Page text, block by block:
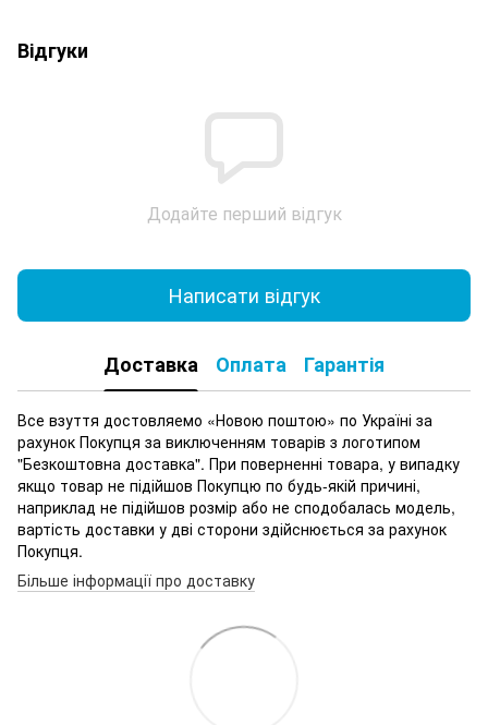
Відгуки
Додайте перший відгук
Написати відгук
Доставка Оплата Гарантія
Все взуття достовляемо «Новою поштою» по Україні за
рахунок Покупця за виключенням товарів з логотипом
"Безкоштовна доставка". При поверненні товара, у випадку
якщо товар не підійшов Покупцю по будь-якій причині,
наприклад не підійшов розмір або не сподобалась модель,
вартість доставки у дві сторони здійснюється за рахунок
Покупця.
Більше інформації про доставку